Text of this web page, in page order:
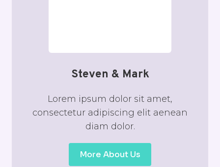
Steven & Mark
Lorem ipsum dolor sit amet,
consectetur adipiscing elit aenean
diam dolor.
More About Us